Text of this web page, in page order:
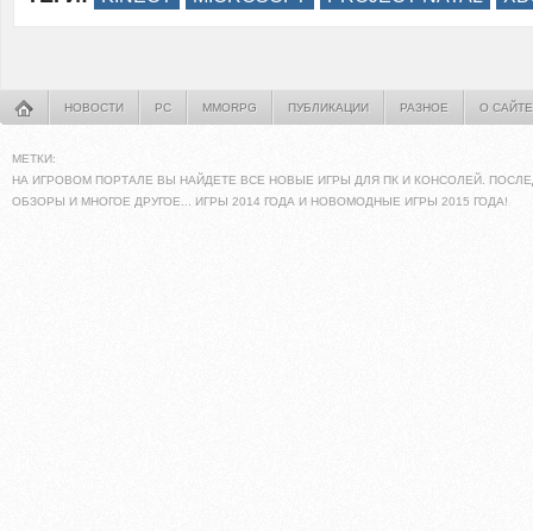
НОВОСТИ PC MMORPG ПУБЛИКАЦИИ РАЗНОЕ О САЙТЕ
МЕТКИ:
НА ИГРОВОМ ПОРТАЛЕ ВЫ НАЙДЕТЕ ВСЕ НОВЫЕ ИГРЫ ДЛЯ ПК И КОНСОЛЕЙ.
ОБЗОРЫ И МНОГОЕ ДРУГОЕ... ИГРЫ 2014 ГОДА И НОВОМОДНЫЕ ИГРЫ 2015 ГОДА!